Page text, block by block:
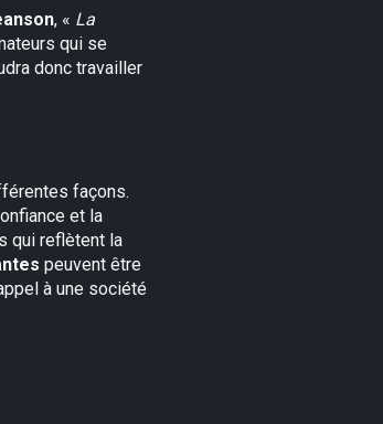
, « La
qui se
donc travailler
façons.
et la
qui reflètent la
peuvent être
à une société